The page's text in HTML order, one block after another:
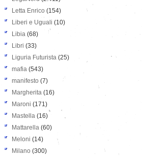
Letta Enrico (154)
Liberi e Uguali (10)
Libia (68)
Libri (33)
Liguria Futurista (25)
mafia (543)
manifesto (7)
Margherita (16)
Maroni (171)
Mastella (16)
Mattarella (60)
Meloni (14)
Milano (300)